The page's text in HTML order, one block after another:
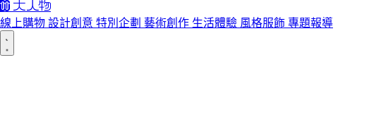
線上購物 設計創意 特別企劃 藝術創作 生活體驗 風格服飾 專題報導